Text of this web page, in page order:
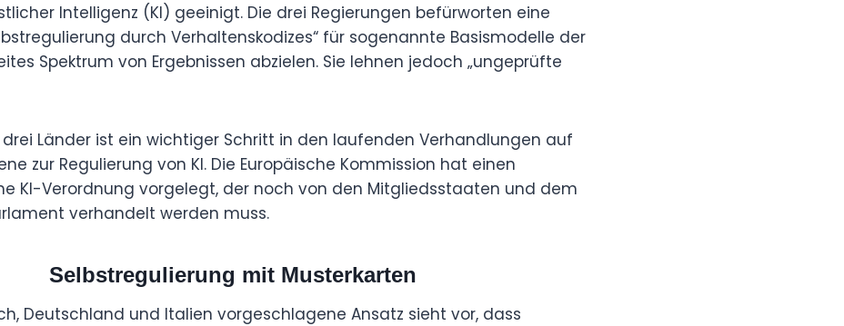
Intelligenz (KI) geeinigt. Die drei Regierungen befürworten eine
durch Verhaltenskodizes“ für sogenannte Basismodelle der
Spektrum von Ergebnissen abzielen. Sie lehnen jedoch „ungeprüfte
drei Länder ist ein wichtiger Schritt in den laufenden Verhandlungen auf
zur Regulierung von KI. Die Europäische Kommission hat einen
KI-Verordnung vorgelegt, der noch von den Mitgliedsstaaten und dem
verhandelt werden muss.
Selbstregulierung mit Musterkarten
Deutschland und Italien vorgeschlagene Ansatz sieht vor, dass